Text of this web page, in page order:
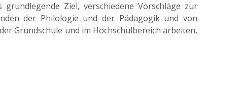
Ziel, verschiedene Vorschläge zur
der Philologie und der Pädagogik und von
Grundschule und im Hochschulbereich arbeiten,